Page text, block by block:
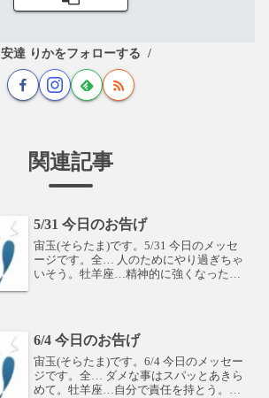
安達 りかをフォローする
関連記事
5/31 今日のお告げ
宙玉(そらたま)です。5/31 今日のメッセ
ージです。全… 人のためにやり過ぎちゃ
いそう。牡羊座…精神的に強くなった
ぐには始められない...
6/4 今日のお告げ
宙玉(そらたま)です。6/4 今日のメッセー
ジです。全… ダメな事はスパッとあきら
めて。牡羊座…自分で責任を持とう。牡